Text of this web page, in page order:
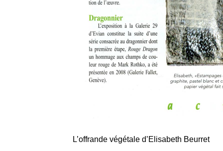
L’offrande végétale d’Elisabeth Beurret